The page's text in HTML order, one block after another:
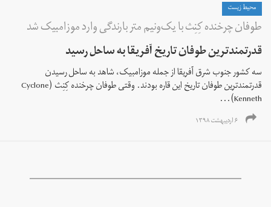
محیط زیست
طوفان چرخنده کِنِث با یک‌ونیم متر بارندگی وارد موزامبیک شد
قدرتمندترین طوفان تاریخ آفریقا به ساحل رسید
سه کشور جنوب شرق آفریقا از جمله موزامبیک، شاهد به ساحل رسیدن
قدرتمندترین طوفان تاریخ این قاره بودند. وقتی طوفان چرخنده کِنِث (Cyclone
Kenneth)...
۶ اردیبهشت ۱۳۹۸